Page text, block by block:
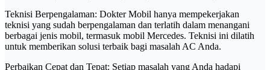
Teknisi Berpengalaman: Dokter Mobil hanya mempekerjakan
teknisi yang sudah berpengalaman dan terlatih dalam menangani
berbagai jenis mobil, termasuk mobil Mercedes. Teknisi ini dilatih
untuk memberikan solusi terbaik bagi masalah AC Anda.
Perbaikan Cepat dan Tepat: Setiap masalah yang Anda hadapi